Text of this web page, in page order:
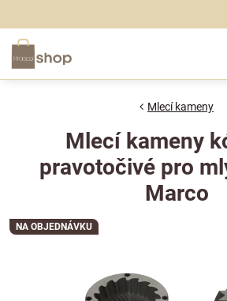
NA OBJEDNÁVKU
Mlecí kameny
Mlecí kameny
pravotočivé pro
Marco